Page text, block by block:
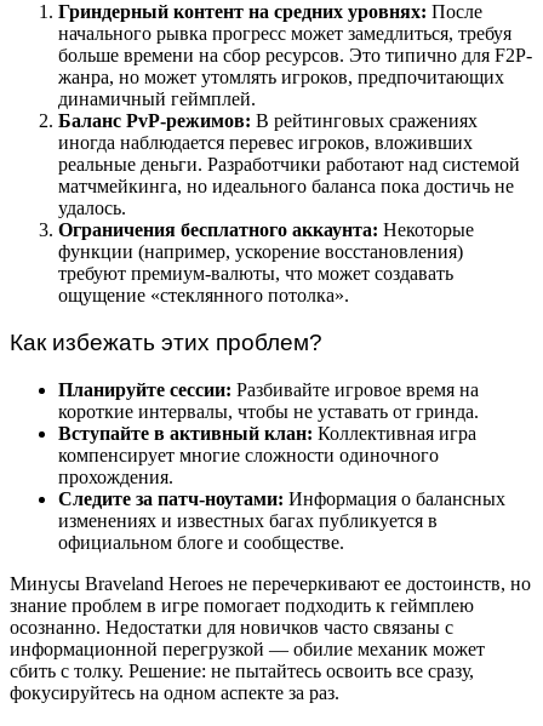
Гриндерный контент на средних уровнях: После
начального рывка прогресс может замедлиться, требуя
больше времени на сбор ресурсов. Это типично для F2P-
жанра, но может утомлять игроков, предпочитающих
динамичный геймплей.
Баланс PvP-режимов: В рейтинговых сражениях
иногда наблюдается перевес игроков, вложивших
реальные деньги. Разработчики работают над системой
матчмейкинга, но идеального баланса пока достичь не
удалось.
Ограничения бесплатного аккаунта: Некоторые
функции (например, ускорение восстановления)
требуют премиум-валюты, что может создавать
ощущение «стеклянного потолка».
Как избежать этих проблем?
Планируйте сессии: Разбивайте игровое время на
короткие интервалы, чтобы не уставать от гринда.
Вступайте в активный клан: Коллективная игра
компенсирует многие сложности одиночного
прохождения.
Следите за патч-ноутами: Информация о балансных
изменениях и известных багах публикуется в
официальном блоге и сообществе.
Минусы Braveland Heroes не перечеркивают ее достоинств, но
знание проблем в игре помогает подходить к геймплею
осознанно. Недостатки для новичков часто связаны с
информационной перегрузкой — обилие механик может
сбить с толку. Решение: не пытайтесь освоить все сразу,
фокусируйтесь на одном аспекте за раз.